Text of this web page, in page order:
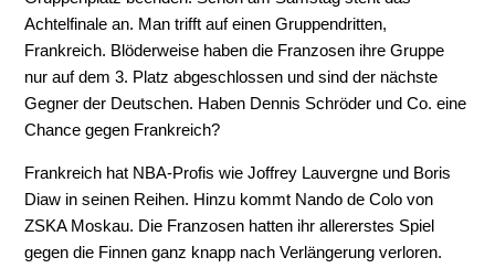
Achtelfinale an. Man trifft auf einen Gruppendritten,
Frankreich. Blöderweise haben die Franzosen ihre Gruppe
nur auf dem 3. Platz abgeschlossen und sind der nächste
Gegner der Deutschen. Haben Dennis Schröder und Co. eine
Chance gegen Frankreich?
Frankreich hat NBA-Profis wie Joffrey Lauvergne und Boris
Diaw in seinen Reihen. Hinzu kommt Nando de Colo von
ZSKA Moskau. Die Franzosen hatten ihr allererstes Spiel
gegen die Finnen ganz knapp nach Verlängerung verloren.